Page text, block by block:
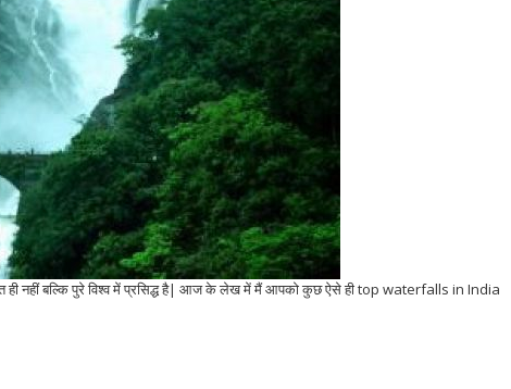
ही नहीं बल्कि पुरे विश्व में प्रसिद्ध है| आज के लेख में मैं आपको कुछ ऐसे ही top waterfalls in India